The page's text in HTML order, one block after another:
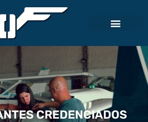
CREDENCIADOS